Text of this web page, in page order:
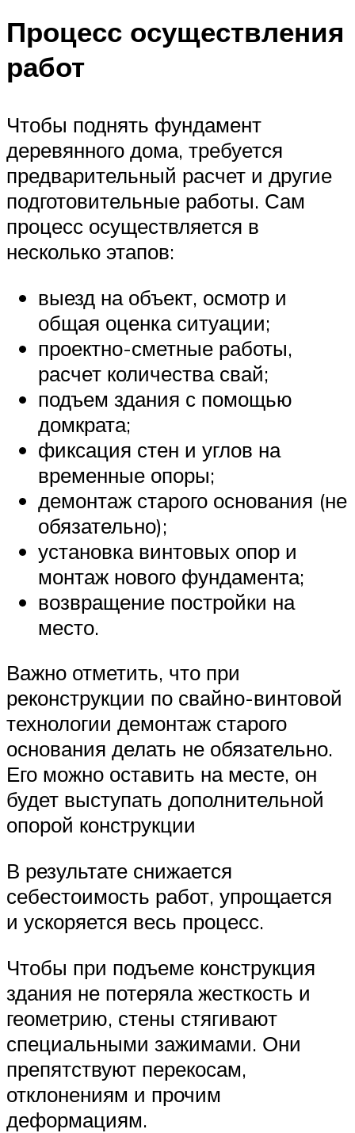
Процесс осуществления
работ
Чтобы поднять фундамент
деревянного дома, требуется
предварительный расчет и другие
подготовительные работы. Сам
процесс осуществляется в
несколько этапов:
выезд на объект, осмотр и
общая оценка ситуации;
проектно-сметные работы,
расчет количества свай;
подъем здания с помощью
домкрата;
фиксация стен и углов на
временные опоры;
демонтаж старого основания (не
обязательно);
установка винтовых опор и
монтаж нового фундамента;
возвращение постройки на
место.
Важно отметить, что при
реконструкции по свайно-винтовой
технологии демонтаж старого
основания делать не обязательно.
Его можно оставить на месте, он
будет выступать дополнительной
опорой конструкции
В результате снижается
себестоимость работ, упрощается
и ускоряется весь процесс.
Чтобы при подъеме конструкция
здания не потеряла жесткость и
геометрию, стены стягивают
специальными зажимами. Они
препятствуют перекосам,
отклонениям и прочим
деформациям.